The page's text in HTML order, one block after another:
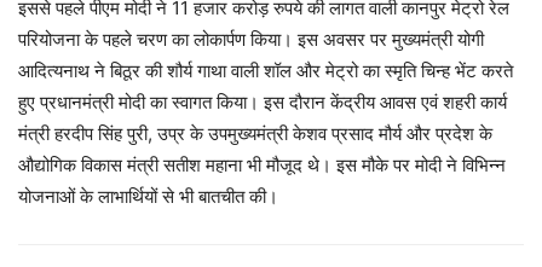
इससे पहले पीएम मोदी ने 11 हजार करोड़ रुपये की लागत वाली कानपुर मेट्रो रेल
परियोजना के पहले चरण का लोकार्पण किया। इस अवसर पर मुख्यमंत्री योगी
आदित्यनाथ ने बिठूर की शौर्य गाथा वाली शॉल और मेट्रो का स्मृति चिन्ह भेंट करते
हुए प्रधानमंत्री मोदी का स्वागत किया। इस दौरान केंद्रीय आवस एवं शहरी कार्य
मंत्री हरदीप सिंह पुरी, उप्र के उपमुख्यमंत्री केशव प्रसाद मौर्य और प्रदेश के
औद्योगिक विकास मंत्री सतीश महाना भी मौजूद थे। इस मौके पर मोदी ने विभिन्न
योजनाओं के लाभार्थियों से भी बातचीत की।